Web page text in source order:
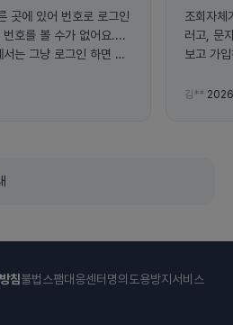
곳에 있어 번호로 로그인
호를 볼 수가 없어요....
는 그냥 로그인 하면 사
조회자체
러고, 문
보고 가
김**
침불법스팸대응센터 명의도용방지서비스